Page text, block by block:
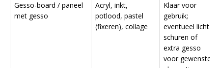
Gesso-board / paneel
met gesso
Acryl, inkt,
potlood, pastel
(fixeren), collage
Klaar voor
gebruik;
eventueel licht
schuren of
extra gesso
voor gewenste